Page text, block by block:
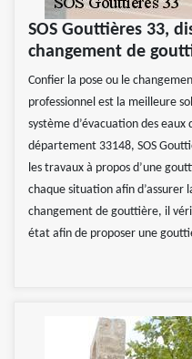
SOS Gouttières 33,
changement de
Confier la pose ou le
professionnel est la meilleure
système d’évacuation des
département 33148, SOS
les travaux à propos d’une
chaque situation afin d’assurer
changement de gouttière, il
état afin de proposer une